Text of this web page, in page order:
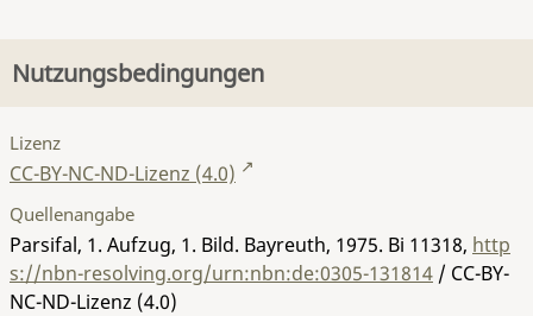
Nutzungsbedingungen
Lizenz
CC-BY-NC-ND-Lizenz (4.0)
Quellenangabe
Parsifal, 1. Aufzug, 1. Bild. Bayreuth, 1975. Bi 11318, http
s://nbn-resolving.org/urn:nbn:de:0305-131814 / CC-BY-
NC-ND-Lizenz (4.0)